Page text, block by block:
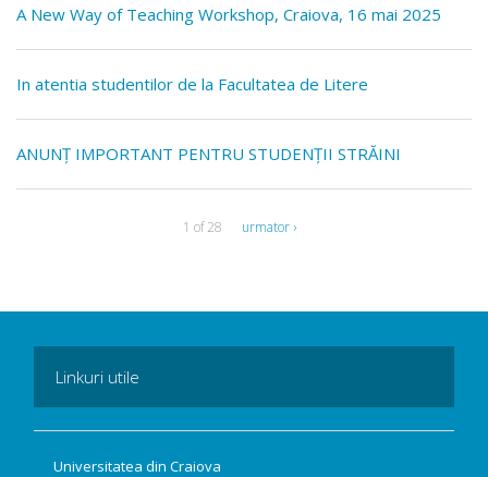
A New Way of Teaching Workshop, Craiova, 16 mai 2025
In atentia studentilor de la Facultatea de Litere
ANUNȚ IMPORTANT PENTRU STUDENȚII STRĂINI
1 of 28 urmator ›
Linkuri utile
Universitatea din Craiova